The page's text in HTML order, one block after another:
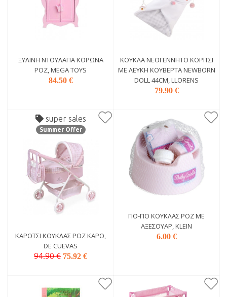
ΞΎΛΙΝΗ ΝΤΟΥΛΆΠΑ ΚΟΡΏΝΑ
ΡΟΖ, MEGA TOYS
84.50 €
ΚΟΎΚΛΑ ΝΕΟΓΈΝΝΗΤΟ ΚΟΡΊΤΣΙ
ΜΕ ΛΕΥΚΉ ΚΟΥΒΈΡΤΑ NEWBORN
DOLL 44CM, LLORENS
79.90 €
super sales
Summer Offer
ΚΑΡΌΤΣΙ ΚΟΎΚΛΑΣ ΡΟΖ ΚΑΡΌ,
DE CUEVAS
94.90 € 75.92 €
ΓΙΟ-ΓΙΟ ΚΟΎΚΛΑΣ ΡΟΖ ΜΕ
ΑΞΕΣΟΥΆΡ, KLEIN
6.00 €